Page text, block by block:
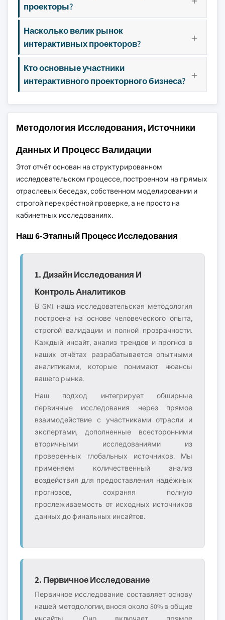
проекторы?
Насколько велик рынок
интерактивных проекторов?
Кто основные участники
интерактивного проекторного бизнеса?
Методология Исследования, Источники
Данных И Процесс Валидации
Этот отчёт основан на структурированном
исследовательском процессе, построенном на прямых
отраслевых беседах, собственном моделировании и
строгой перекрёстной проверке, а не просто на
кабинетных исследованиях.
Наш 6-Этапный Процесс Исследования
1. Дизайн Исследования И
Контроль Аналитиков
В GMI наша исследовательская методология
построена на основе человеческого опыта,
строгой валидации и полной прозрачности.
Каждый инсайт, анализ трендов и прогноз в
наших отчётах разрабатывается опытными
аналитиками, которые понимают нюансы
вашего рынка.
Наш подход интегрирует обширные
первичные исследования через прямое
взаимодействие с участниками отрасли и
экспертами, дополненные всесторонними
вторичными исследованиями из
проверенных глобальных источников. Мы
применяем количественный анализ
воздействия для предоставления надёжных
прогнозов, сохраняя полную
прослеживаемость от исходных источников
данных до финальных инсайтов.
2. Первичное Исследование
Первичное исследование составляет основу
нашей методологии, внося около 80% в общие